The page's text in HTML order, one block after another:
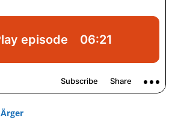
Ärger